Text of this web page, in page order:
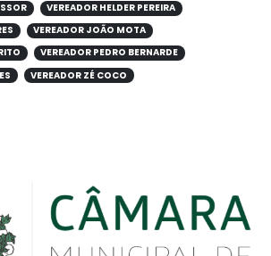
VEREADOR HELDER PEREIRA
VEREADOR JOÃO MOTA
VEREADOR PEDRO BERNARDE
VEREADOR ZÉ COCO